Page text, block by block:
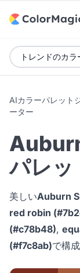
トレンドのカラ
AIカラーパレット
ーター
パレッ
美しいAuburn
red robin
(#c78b48),
(#f7c8ab)で構